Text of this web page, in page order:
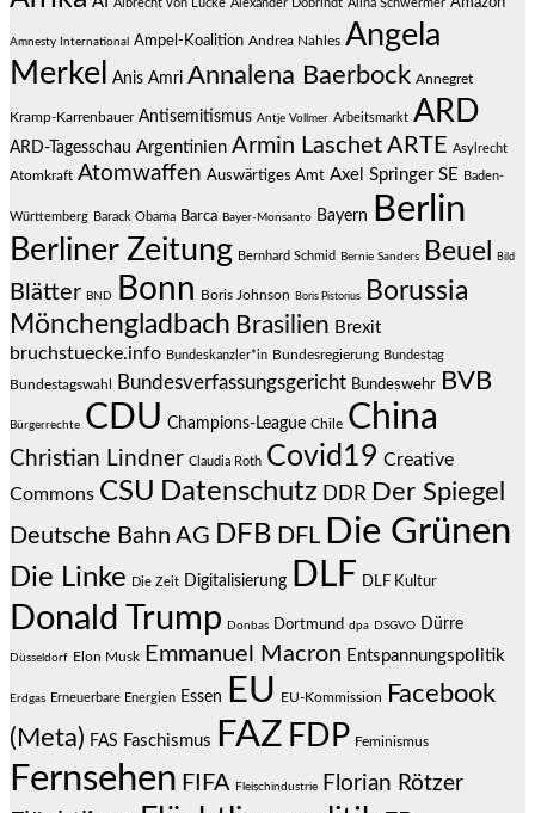
Albrecht von Lucke Alexander Dobrindt Alina Schwermer
Amnesty International Ampel-Koalition Andrea Nahles Angela
Merkel
Anis Amri Annalena Baerbock Annegret
Kramp-Karrenbauer Antisemitismus Antje Vollmer Arbeitsmarkt ARD
ARD-Tagesschau Argentinien Armin Laschet ARTE Asylrecht
Atomkraft Atomwaffen Auswärtiges Amt Axel Springer SE Baden-
Württemberg Barack Obama Barca Bayer-Monsanto Bayern Berlin
Berliner Zeitung Bernhard Schmid Bernie Sanders Beuel Bild
Blätter BND Bonn Boris Johnson Boris Pistorius
Borussia
Mönchengladbach Brasilien Brexit
bruchstuecke.info Bundeskanzler*in Bundesregierung Bundestag
Bundestagswahl Bundesverfassungsgericht Bundeswehr BVB
Bürgerrechte CDU Champions-League Chile China
Christian Lindner Claudia Roth Covid19 Creative
Commons CSU Datenschutz DDR Der Spiegel
Deutsche Bahn AG DFB DFL Die Grünen
Die Linke Die Zeit Digitalisierung DLF DLF Kultur
Donald Trump Donbas Dortmund dpa DSGVO Dürre
Düsseldorf Elon Musk Emmanuel Macron Entspannungspolitik
Erdgas Erneuerbare Energien Essen EU EU-Kommission
Facebook
(Meta) FAS Faschismus FAZ FDP Feminismus
Fernsehen FIFA Fleischindustrie Florian Rötzer